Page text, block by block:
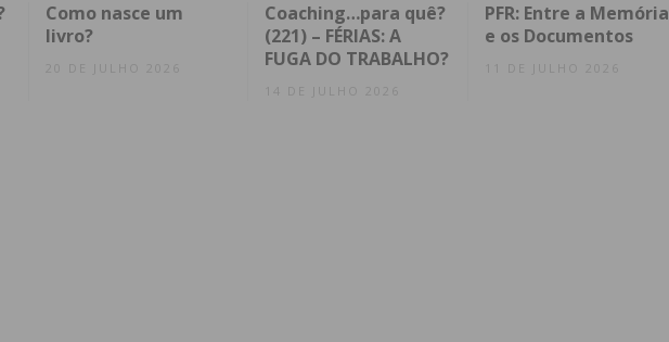
Como nasce um
livro?
Coaching…para quê?
(221) – FÉRIAS: A
FUGA DO TRABALHO?
14 DE JULHO 2026
PFR: Entre a Memória
e os Documentos